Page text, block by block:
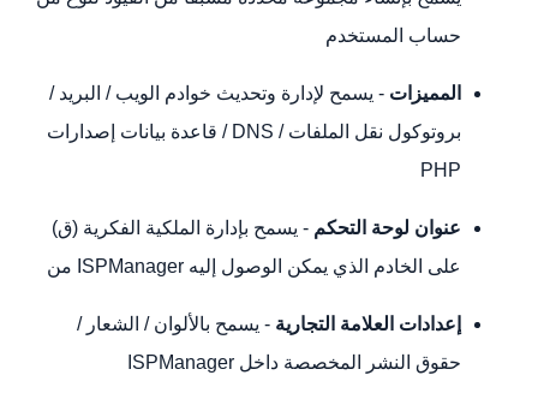
حساب المستخدم
المميزات - يسمح لإدارة وتحديث خوادم الويب / البريد /
بروتوكول نقل الملفات / DNS / قاعدة بيانات إصدارات
PHP
عنوان لوحة التحكم - يسمح بإدارة الملكية الفكرية (ق)
على الخادم الذي يمكن الوصول إليه ISPManager من
إعدادات العلامة التجارية - يسمح بالألوان / الشعار /
حقوق النشر المخصصة داخل ISPManager